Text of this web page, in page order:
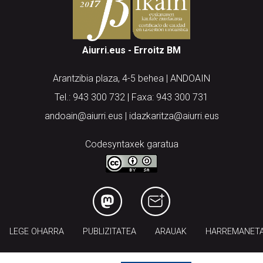
Aiurri.eus - Erroitz BM
Arantzibia plaza, 4-5 behea | ANDOAIN
Tel.: 943 300 732 | Faxa: 943 300 731
andoain@aiurri.eus | idazkaritza@aiurri.eus
Codesyntaxek garatua
LEGE OHARRA PUBLIZITATEA ARAUAK